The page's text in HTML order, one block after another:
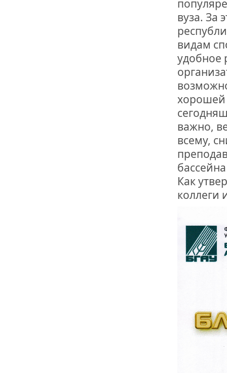
вуза. За
видам
удобное
хорошей
важно,
всему,
Как
коллеги